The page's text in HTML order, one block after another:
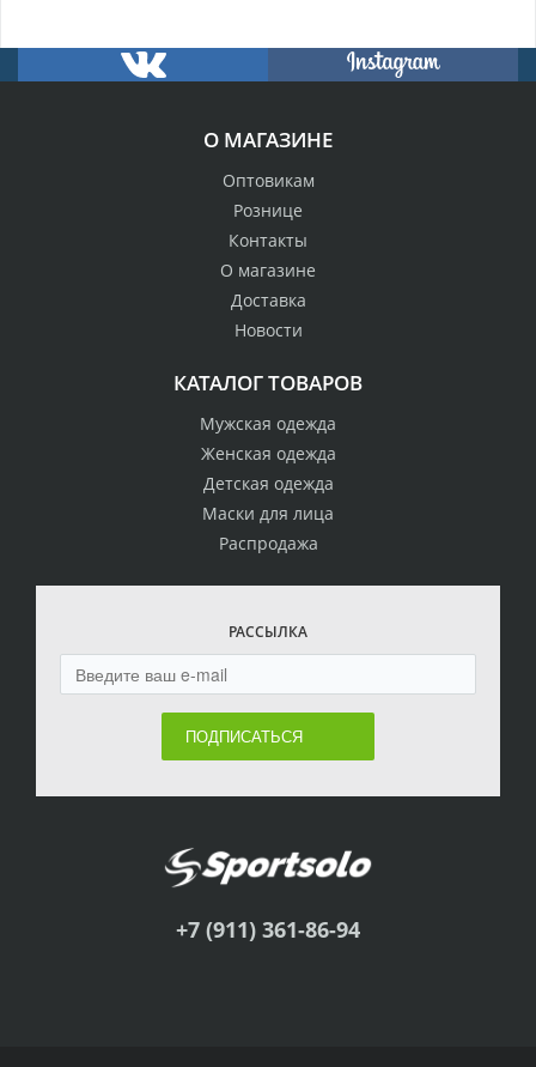
О МАГАЗИНЕ
Оптовикам
Рознице
Контакты
О магазине
Доставка
Новости
КАТАЛОГ ТОВАРОВ
Мужская одежда
Женская одежда
Детская одежда
Маски для лица
Распродажа
РАССЫЛКА
ПОДПИСАТЬСЯ
+7 (911) 361-86-94